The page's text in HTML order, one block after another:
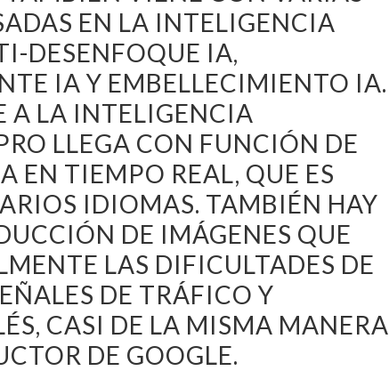
EN LA INTELIGENCIA
DESENFOQUE IA,
IA Y EMBELLECIMIENTO IA.
A LA INTELIGENCIA
LLEGA CON FUNCIÓN DE
EN TIEMPO REAL, QUE ES
IDIOMAS. TAMBIÉN HAY
DE IMÁGENES QUE
LAS DIFICULTADES DE
DE TRÁFICO Y
CASI DE LA MISMA MANERA
DE GOOGLE.